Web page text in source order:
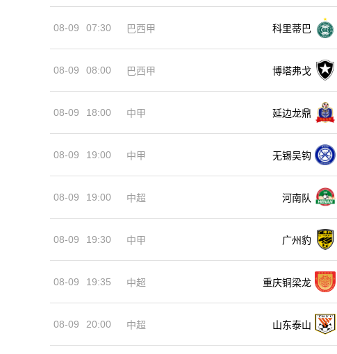
08-09 07:30 巴西甲 科里蒂巴
08-09 08:00 巴西甲 博塔弗戈
08-09 18:00 中甲 延边龙鼎
08-09 19:00 中甲 无锡吴钩
08-09 19:00 中超 河南队
08-09 19:30 中甲 广州豹
08-09 19:35 中超 重庆铜梁龙
08-09 20:00 中超 山东泰山